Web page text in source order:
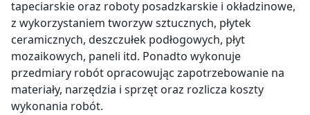
tapeciarskie oraz roboty posadzkarskie i okładzinowe,
z wykorzystaniem tworzyw sztucznych, płytek
ceramicznych, deszczułek podłogowych, płyt
mozaikowych, paneli itd. Ponadto wykonuje
przedmiary robót opracowując zapotrzebowanie na
materiały, narzędzia i sprzęt oraz rozlicza koszty
wykonania robót.